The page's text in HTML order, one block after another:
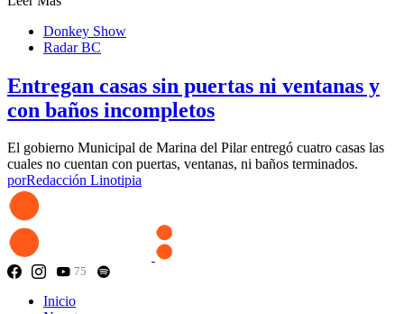
Donkey Show
Radar BC
Entregan casas sin puertas ni ventanas y
con baños incompletos
El gobierno Municipal de Marina del Pilar entregó cuatro casas las
cuales no cuentan con puertas, ventanas, ni baños terminados.
porRedacción Linotipia
75
Inicio